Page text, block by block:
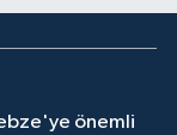
önemli